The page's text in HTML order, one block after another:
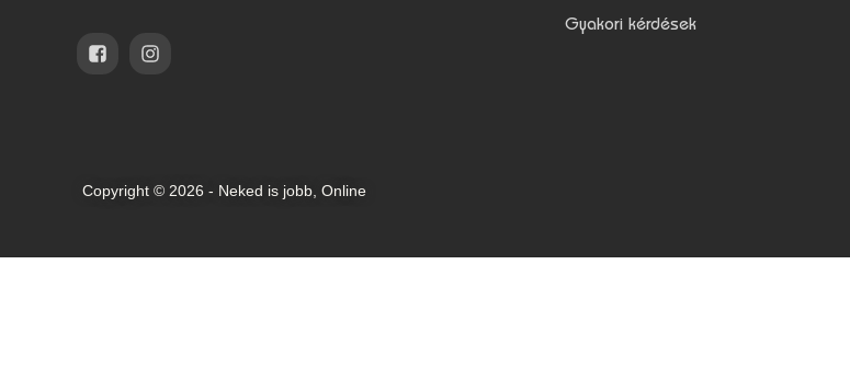
Gyakori kérdések
Copyright © 2026 - Neked is jobb, Online